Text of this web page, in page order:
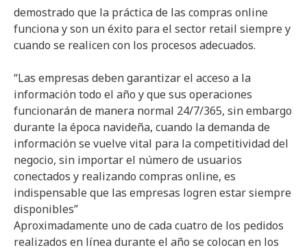
demostrado que la práctica de las compras online
funciona y son un éxito para el sector retail siempre y
cuando se realicen con los procesos adecuados.
“Las empresas deben garantizar el acceso a la
información todo el año y que sus operaciones
funcionarán de manera normal 24/7/365, sin embargo
durante la época navideña, cuando la demanda de
información se vuelve vital para la competitividad del
negocio, sin importar el número de usuarios
conectados y realizando compras online, es
indispensable que las empresas logren estar siempre
disponibles”
Aproximadamente uno de cada cuatro de los pedidos
realizados en línea durante el año se colocan en los